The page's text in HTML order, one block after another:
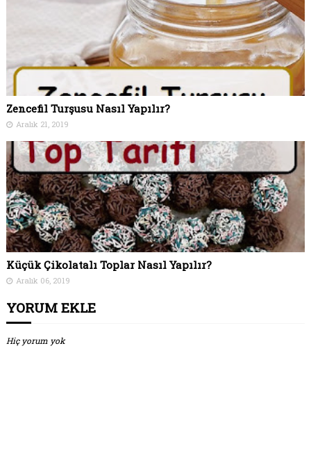
Zencefil Turşusu Nasıl Yapılır?
Aralık 21, 2019
Küçük Çikolatalı Toplar Nasıl Yapılır?
Aralık 06, 2019
YORUM EKLE
Hiç yorum yok